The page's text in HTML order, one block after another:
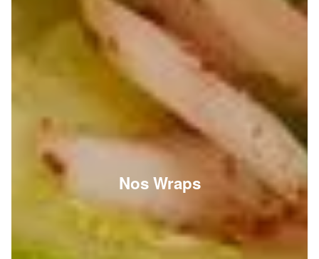
Nos Wraps